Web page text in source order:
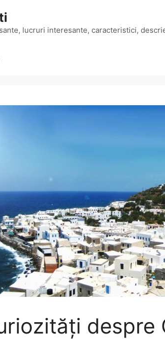
lucruri interesante, caracteristici,
despre